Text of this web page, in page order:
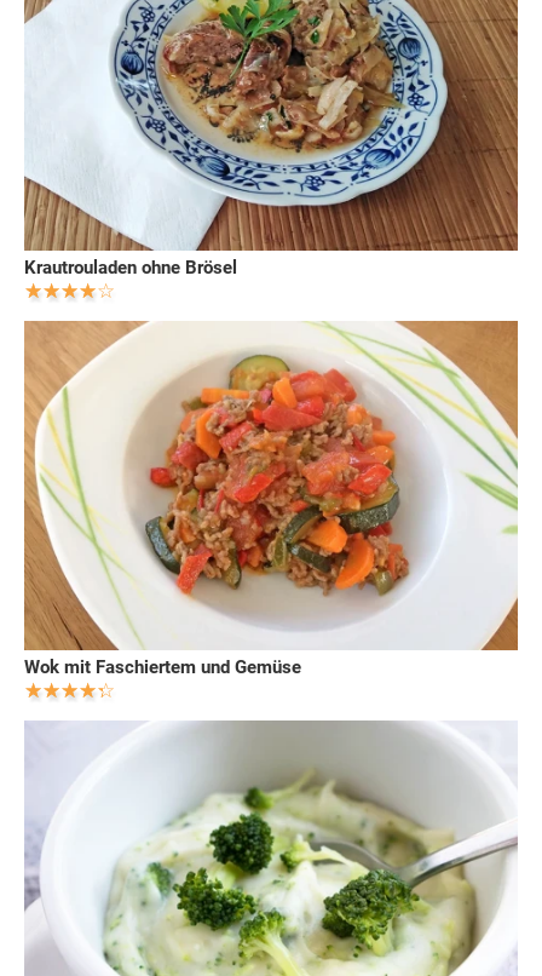
Krautrouladen ohne Brösel
Wok mit Faschiertem und Gemüse